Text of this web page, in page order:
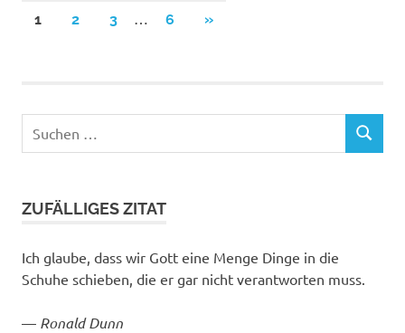
Seitennummerierung
1 2 3 6
NÄCHSTE
»
nach:
SUCHEN
ZUFÄLLIGES ZITAT
Ich glaube, dass wir Gott eine Menge Dinge in die
Schuhe schieben, die er gar nicht verantworten muss.
— Ronald Dunn